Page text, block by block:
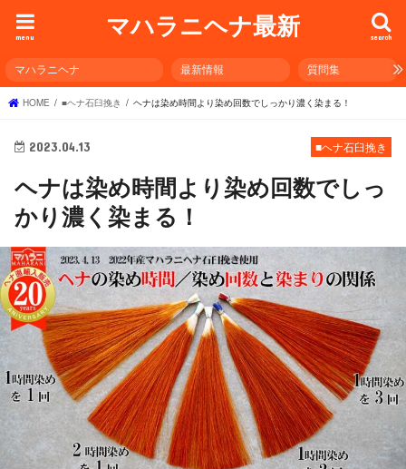
マハラニヘナ最新 search
menu
マハラニヘナ 最新情報 質問集
HOME ■ヘナ石臼挽き ヘナは染め時間より染め回数でしっかり濃く染まる！
■ヘナ石臼挽き
2023.04.13
ヘナは染め時間より染め回数でしっ
かり濃く染まる！